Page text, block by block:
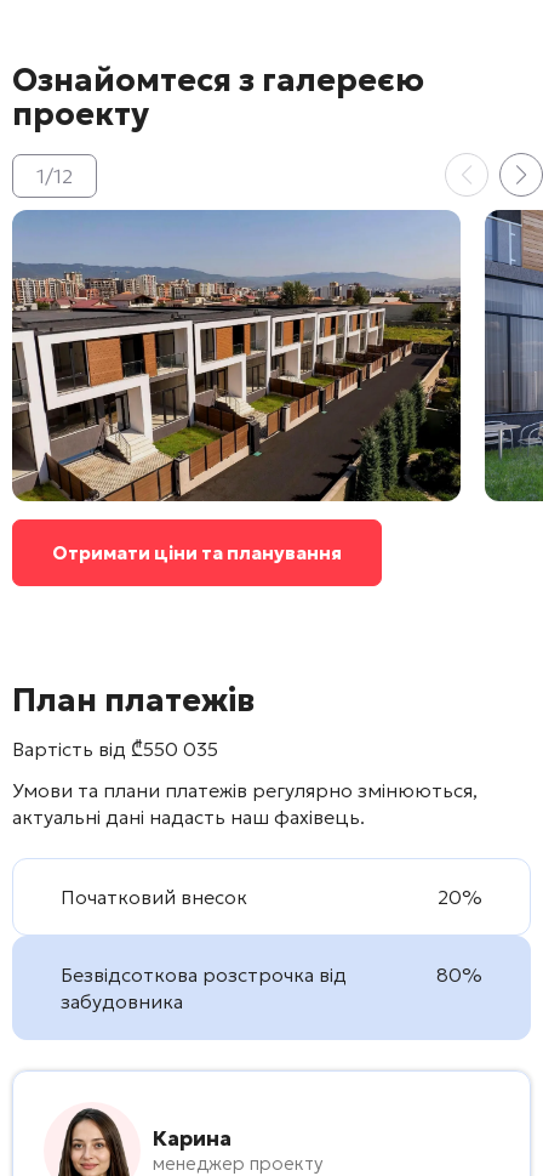
Ознайомтеся з галереєю
проекту
1/12
Отримати ціни та планування
План платежів
Вартість від ₾550 035
Умови та плани платежів регулярно змінюються,
актуальні дані надасть наш фахівець.
Початковий внесок 20%
Безвідсоткова розстрочка від
забудовника
80%
Карина
менеджер проекту